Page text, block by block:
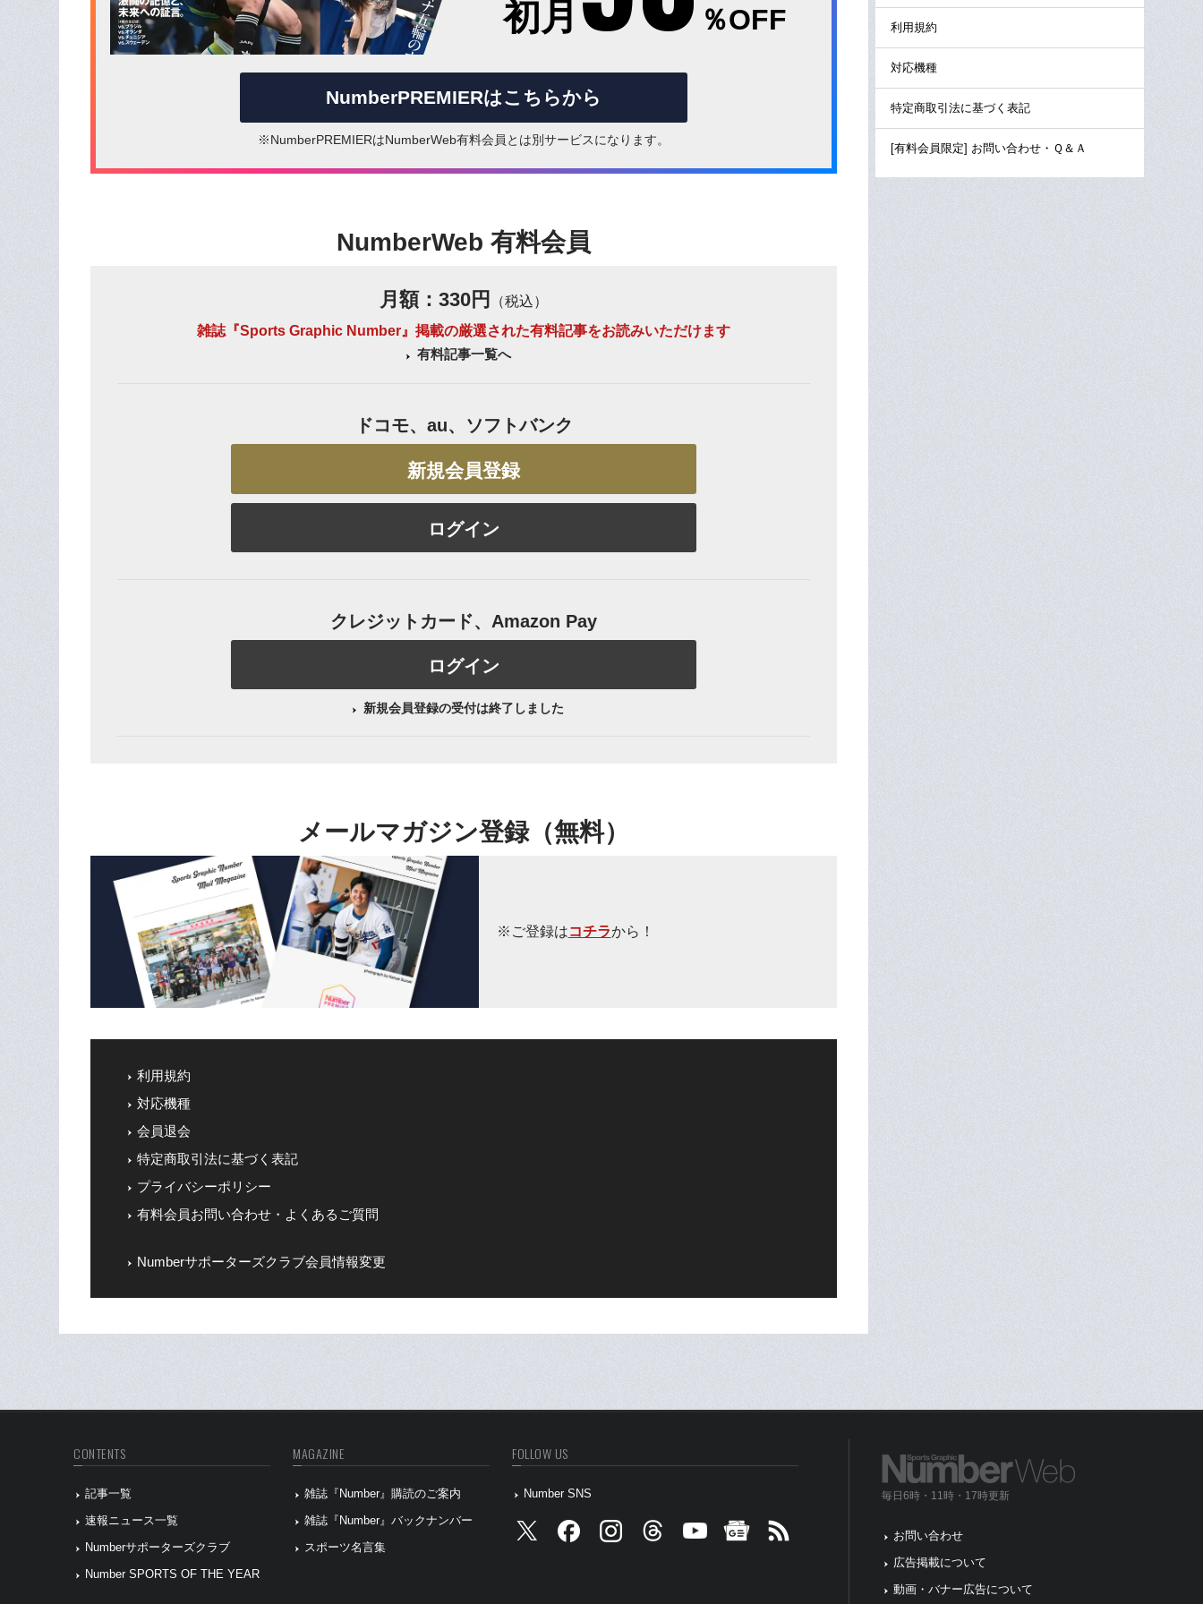
初月 ％OFF
NumberPREMIERはこちらから
※NumberPREMIERはNumberWeb有料会員とは別サービスになります。
NumberWeb 有料会員
月額：330円
（税込）
雑誌『Sports Graphic Number』掲載の厳選された有料記事をお読みいただけます
有料記事一覧へ
ドコモ、au、ソフトバンク
新規会員登録
ログイン
クレジットカード、Amazon Pay
ログイン
新規会員登録の受付は終了しました
メールマガジン登録（無料）
※ご登録はコチラから！
利用規約
対応機種
会員退会
特定商取引法に基づく表記
プライバシーポリシー
有料会員お問い合わせ・よくあるご質問
Numberサポーターズクラブ会員情報変更
利用規約
対応機種
特定商取引法に基づく表記
[有料会員限定] お問い合わせ・Ｑ＆Ａ
CONTENTS
記事一覧
速報ニュース一覧
Numberサポーターズクラブ
Number SPORTS OF THE YEAR
MAGAZINE
雑誌『Number』購読のご案内
雑誌『Number』バックナンバー
スポーツ名言集
FOLLOW US
Number SNS 毎日6時・11時・17時更新
お問い合わせ
広告掲載について
動画・バナー広告について